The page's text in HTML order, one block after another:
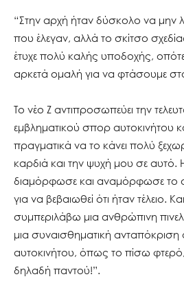
“Στην αρχή ήταν δύσκολο να μην
που έλεγαν, αλλά το σκίτσο
έτυχε πολύ καλής υποδοχής,
αρκετά ομαλή για να φτάσουμε
Το νέο Z αντιπροσωπεύει την
εμβληματικού σπορ αυτοκινήτου
πραγματικά να το κάνει πολύ
καρδιά και την ψυχή μου σε
διαμόρφωσε και αναμόρφωσε το
για να βεβαιωθεί ότι ήταν τέλειο.
συμπεριλάβω μια ανθρώπινη
μια συναισθηματική
αυτοκινήτου, όπως το πίσω
δηλαδή παντού!”.